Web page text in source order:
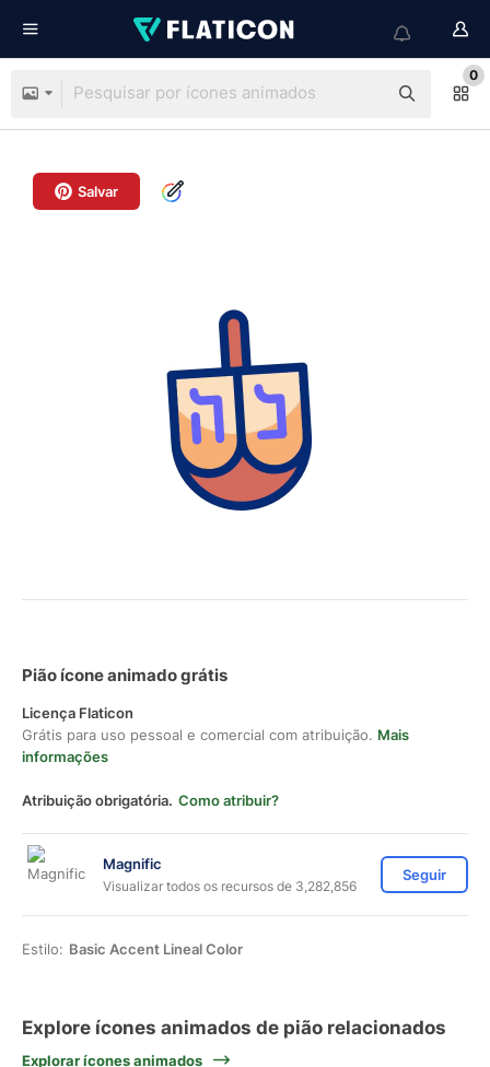
0
Salvar
Pião ícone animado grátis
Licença Flaticon
Grátis para uso pessoal e comercial com atribuição. Mais
informações
Atribuição obrigatória. Como atribuir?
Magnific
Visualizar todos os recursos de 3,282,856
Seguir
Estilo: Basic Accent Lineal Color
Explore ícones animados de pião relacionados
Explorar ícones animados